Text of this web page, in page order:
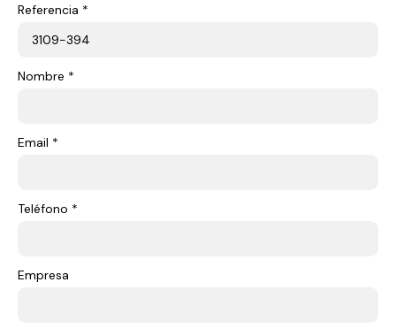
Referencia *
Nombre *
Email *
Teléfono *
Empresa